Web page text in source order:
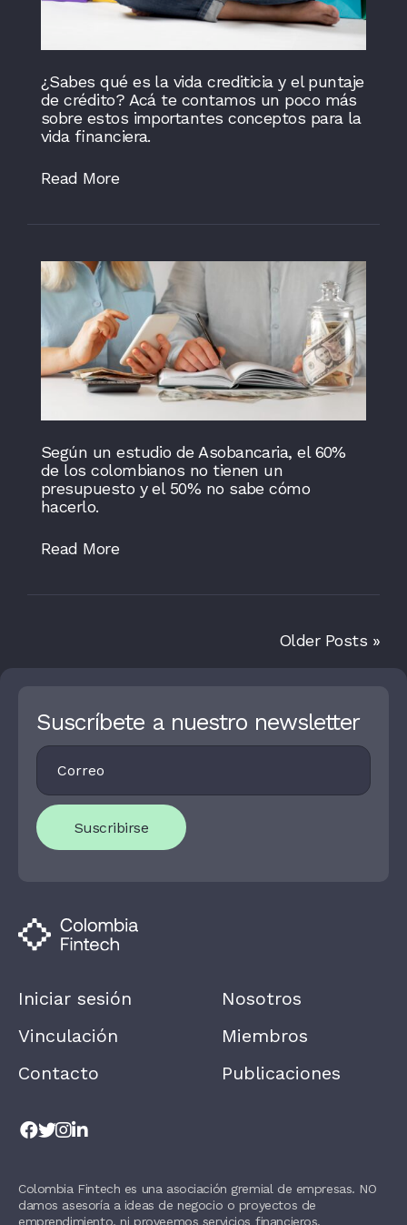
¿Sabes qué es la vida crediticia y el puntaje
de crédito? Acá te contamos un poco más
sobre estos importantes conceptos para la
vida financiera.
Read More
Según un estudio de Asobancaria, el 60%
de los colombianos no tienen un
presupuesto y el 50% no sabe cómo
hacerlo.
Read More
Older Posts »
Suscríbete a nuestro newsletter
Footer
Newsletter
Suscribirse
I
O
U
A
R
N
,
V
H
S
L
A
N
K
Iniciar sesión
Vinculación
Contacto
Nosotros
Miembros
Publicaciones
Colombia Fintech es una asociación gremial de empresas. NO
damos asesoría a ideas de negocio o proyectos de
emprendimiento, ni proveemos servicios financieros.